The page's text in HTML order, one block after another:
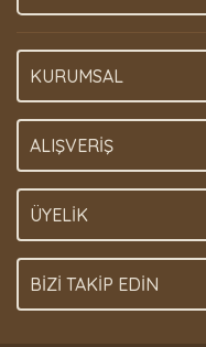
KURUMSAL
ALIŞVERİŞ
ÜYELİK
BİZİ TAKİP EDİN